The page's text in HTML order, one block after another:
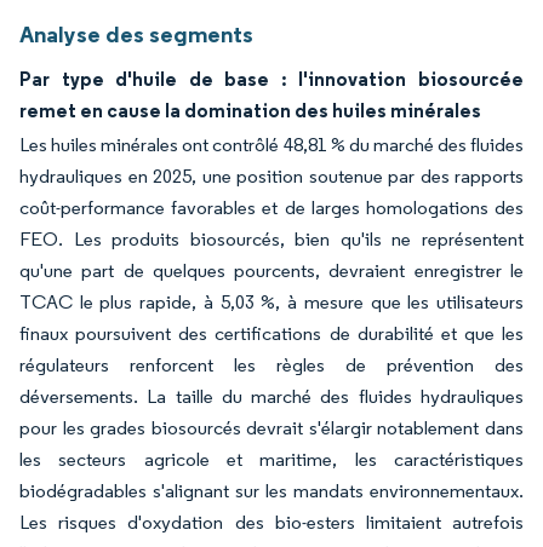
Analyse des segments
Par type d'huile de base : l'innovation biosourcée
remet en cause la domination des huiles minérales
Les huiles minérales ont contrôlé 48,81 % du marché des fluides
hydrauliques en 2025, une position soutenue par des rapports
coût-performance favorables et de larges homologations des
FEO. Les produits biosourcés, bien qu'ils ne représentent
qu'une part de quelques pourcents, devraient enregistrer le
TCAC le plus rapide, à 5,03 %, à mesure que les utilisateurs
finaux poursuivent des certifications de durabilité et que les
régulateurs renforcent les règles de prévention des
déversements. La taille du marché des fluides hydrauliques
pour les grades biosourcés devrait s'élargir notablement dans
les secteurs agricole et maritime, les caractéristiques
biodégradables s'alignant sur les mandats environnementaux.
Les risques d'oxydation des bio-esters limitaient autrefois